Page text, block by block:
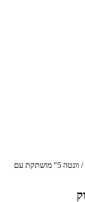
/ וונטה 5" מושתקת עם